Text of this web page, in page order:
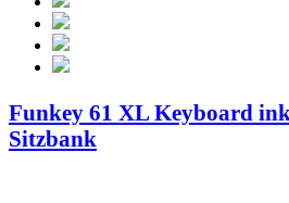
Funkey 61 XL Keyboard
Sitzbank